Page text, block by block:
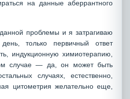
на данные аберрантного
проблемы и я затрагиваю
только первичный ответ
индукционную химиотерапию,
случае — да, он может быть
случаях, естественно,
цитометрия желательно еще,